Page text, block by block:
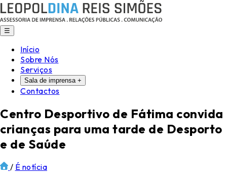
☰
Início
Sobre Nós
Serviços
Sala de imprensa +
Contactos
Centro Desportivo de Fátima convida
crianças para uma tarde de Desporto
e de Saúde
/ É notícia